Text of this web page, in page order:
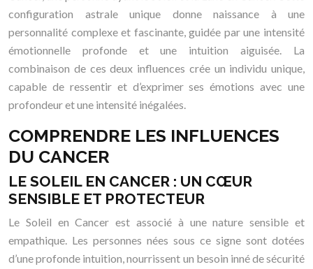
configuration astrale unique donne naissance à une
personnalité complexe et fascinante, guidée par une intensité
émotionnelle profonde et une intuition aiguisée. La
combinaison de ces deux influences crée un individu unique,
capable de ressentir et d’exprimer ses émotions avec une
profondeur et une intensité inégalées.
COMPRENDRE LES INFLUENCES
DU CANCER
LE SOLEIL EN CANCER : UN CŒUR
SENSIBLE ET PROTECTEUR
Le Soleil en Cancer est associé à une nature sensible et
empathique. Les personnes nées sous ce signe sont dotées
d’une profonde intuition, nourrissent un besoin inné de sécurité